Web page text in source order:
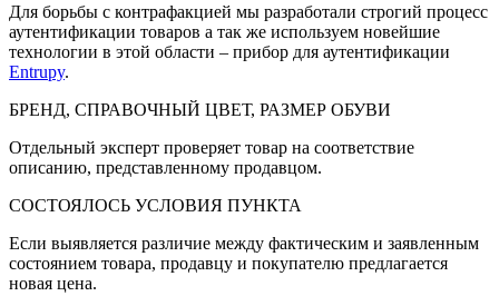
Для борьбы с контрафакцией мы разработали строгий процесс
аутентификации товаров а так же используем новейшие
технологии в этой области – прибор для аутентификации
Entrupy.
БРЕНД, СПРАВОЧНЫЙ ЦВЕТ, РАЗМЕР ОБУВИ
Отдельный эксперт проверяет товар на соответствие
описанию, представленному продавцом.
СОСТОЯЛОСЬ УСЛОВИЯ ПУНКТА
Если выявляется различие между фактическим и заявленным
состоянием товара, продавцу и покупателю предлагается
новая цена.